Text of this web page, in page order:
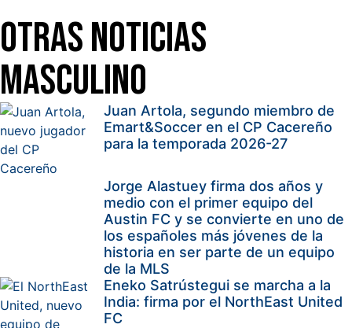
Otras Noticias
Masculino
Juan Artola, segundo miembro de
Emart&Soccer en el CP Cacereño
para la temporada 2026-27
Jorge Alastuey firma dos años y
medio con el primer equipo del
Austin FC y se convierte en uno de
los españoles más jóvenes de la
historia en ser parte de un equipo
de la MLS
Eneko Satrústegui se marcha a la
India: firma por el NorthEast United
FC